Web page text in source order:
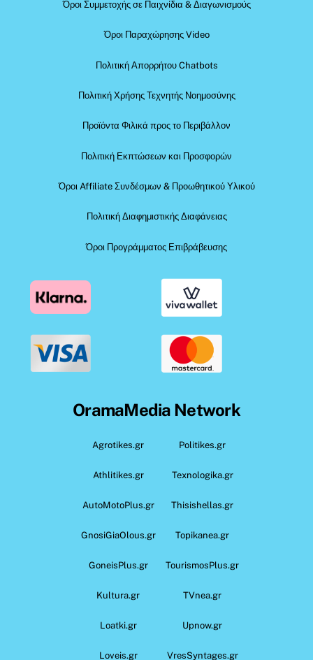
Όροι Συμμετοχής σε Παιχνίδια & Διαγωνισμούς
Όροι Παραχώρησης Video
Πολιτική Απορρήτου Chatbots
Πολιτική Χρήσης Τεχνητής Νοημοσύνης
Προϊόντα Φιλικά προς το Περιβάλλον
Πολιτική Εκπτώσεων και Προσφορών
Όροι Affiliate Συνδέσμων & Προωθητικού Υλικού
Πολιτική Διαφημιστικής Διαφάνειας
Όροι Προγράμματος Επιβράβευσης
OramaMedia Network
Agrotikes.gr Politikes.gr
Athlitikes.gr Texnologika.gr
AutoMotoPlus.gr Thisishellas.gr
GnosiGiaOlous.gr Topikanea.gr
GoneisPlus.gr TourismosPlus.gr
Kultura.gr TVnea.gr
Loatki.gr Upnow.gr
Loveis.gr VresSyntages.gr